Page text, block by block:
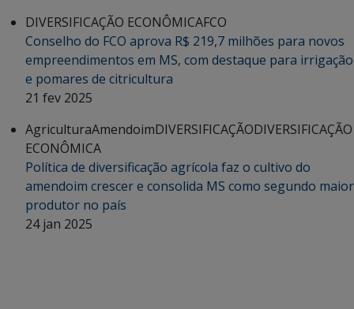
DIVERSIFICAÇÃO ECONÔMICAFCO
Conselho do FCO aprova R$ 219,7 milhões para novos
empreendimentos em MS, com destaque para irrigação
e pomares de citricultura
21 fev 2025
AgriculturaAmendoimDIVERSIFICAÇÃODIVERSIFICAÇÃO
ECONÔMICA
Política de diversificação agrícola faz o cultivo do
amendoim crescer e consolida MS como segundo maior
produtor no país
24 jan 2025